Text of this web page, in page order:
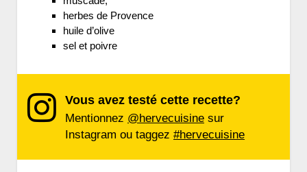
herbes de Provence
huile d’olive
sel et poivre
Vous avez testé cette recette?
Mentionnez @hervecuisine sur
Instagram ou taggez #hervecuisine